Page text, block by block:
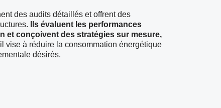
des audits détaillés et offrent des
Ils évaluent les performances
et conçoivent des stratégies sur mesure,
vise à réduire la consommation énergétique
désirés.